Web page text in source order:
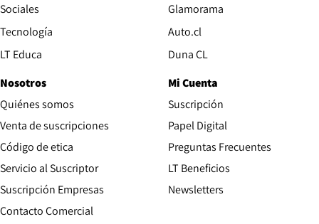
Sociales
Tecnología
LT Educa
Glamorama
Auto.cl
Duna CL
Nosotros
Quiénes somos
Venta de suscripciones
Código de etica Opens in new window
Servicio al Suscriptor
Suscripción Empresas
Contacto Comercial
Mi Cuenta
Suscripción
Papel Digital
Preguntas Frecuentes
LT Beneficios
Newsletters